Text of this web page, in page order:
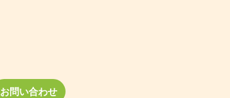
お問い合わせ